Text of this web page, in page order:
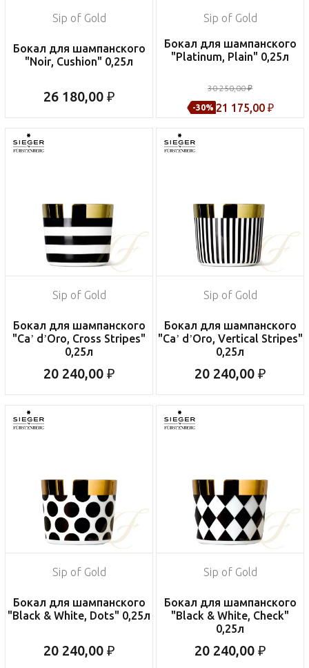
Sip of Gold
Бокал для шампанского
"Noir, Cushion" 0,25л
26 180,00 ₽
Sip of Gold
Бокал для шампанского
"Platinum, Plain" 0,25л
30 250,00 ₽
-30% 21 175,00 ₽
Sip of Gold
Бокал для шампанского
"Ca’ d’Oro, Cross Stripes"
0,25л
20 240,00 ₽
Sip of Gold
Бокал для шампанского
"Ca’ d’Oro, Vertical Stripes"
0,25л
20 240,00 ₽
Sip of Gold
Бокал для шампанского
"Black & White, Dots" 0,25л
20 240,00 ₽
Sip of Gold
Бокал для шампанского
"Black & White, Check"
0,25л
20 240,00 ₽